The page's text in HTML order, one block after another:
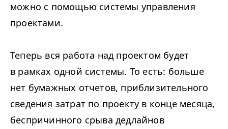
можно с помощью системы управления
проектами.
Теперь вся работа над проектом будет
в рамках одной системы. То есть: больше
нет бумажных отчетов, приблизительного
сведения затрат по проекту в конце месяца,
беспричинного срыва дедлайнов